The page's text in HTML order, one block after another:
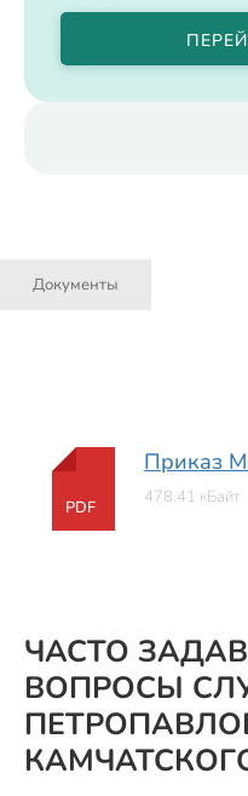
Документы
PDF
Приказ
478.41 кБайт
ЧАСТО
ВОПРОСЫ